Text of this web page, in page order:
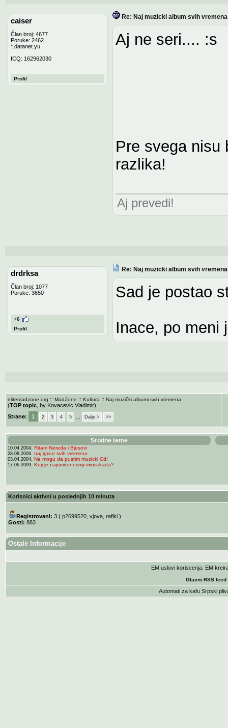
caiser
Član broj: 4677
Poruke: 2462
*.datanet.yu
ICQ: 162962030
Profil
Re: Naj muzicki album svih vremena
Aj ne seri.... :s
Pre svega nisu
razlika!
Aj prevedi!
drdrksa
Član broj: 1077
Poruke: 3650
+6
Profil
Re: Naj muzicki album svih vremena
Sad je postao
Inace, po meni
elitemadzone.org :: MadZone :: Kultura :: Naj muzički albumi svih vremena
(TOP topic , by Kovacevic Vladimir)
Strane:
1 2 3 4 5 Dalje > >>
Srodne teme
10.04.2004. Ritam Nereda i Bjesovi
28.08.2006. naj igrice svih vremena
03.04.2004. Ne mogu da pustim muzicki Cd!
17.06.2009. Koji je najsmrtonosniji virus ikada?
Korisnici aktivni u poslednjih 10 minuta
Registrovani: 3 ( p2699520, vjova, rafiki)
Gosti: 883
Ostale Informacije
EM uslovi koriscenja . EM
Glavni RSS feed
Automati za kafu Srpski